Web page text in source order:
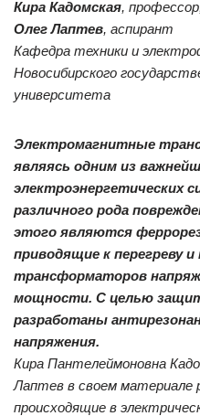
Кира Кадомская,
Олег Лаптев, аспирант
Кафедра техники и
Новосибирского
университета
Электромагнитные
являясь одним из
электроэнергетических
различного рода
этого являются
приводящие к перегреву
трансформаторов
мощности. С целью
разработаны
напряжения.
Кира Пантелеймоновна
Лаптев в своем
происходящие в